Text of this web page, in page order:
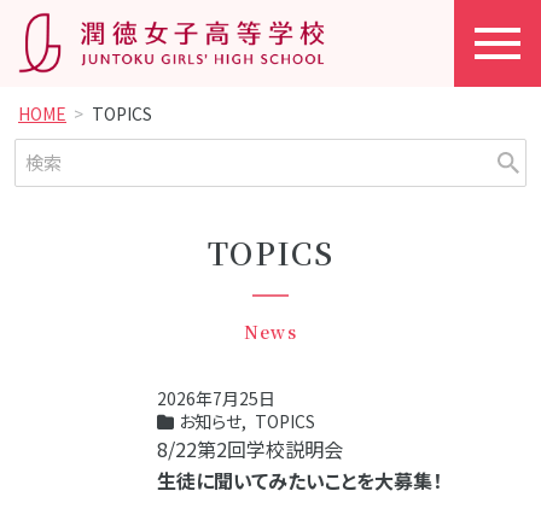
HOME TOPICS
TOPICS
News
2026年7月25日
お知らせ, TOPICS
8/22第2回学校説明会
生徒に聞いてみたいことを大募集！